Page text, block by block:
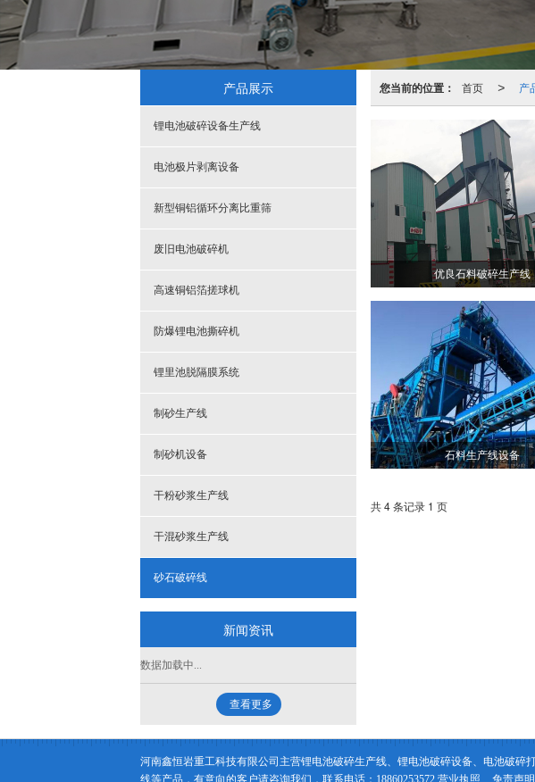
您当前的位置： 首页 > 产
优良石料破碎生产线
石料生产线设备
共 4 条记录 1 页
产品展示
锂电池破碎设备生产线
电池极片剥离设备
新型铜铝循环分离比重筛
废旧电池破碎机
高速铜铝箔搓球机
防爆锂电池撕碎机
锂里池脱隔膜系统
制砂生产线
制砂机设备
干粉砂浆生产线
干混砂浆生产线
砂石破碎线
新闻资讯
数据加载中...
查看更多
河南鑫恒岩重工科技有限公司主营锂电池破碎生产线、锂电池破碎设备、电池破
线等产品，有意向的客户请咨询我们，联系电话：18860253572 营业执照 免责声明